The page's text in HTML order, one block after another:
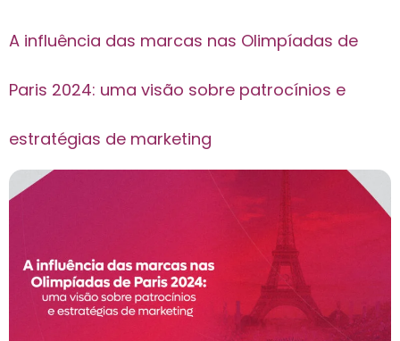
A influência das marcas nas Olimpíadas de
Paris 2024: uma visão sobre patrocínios e
estratégias de marketing